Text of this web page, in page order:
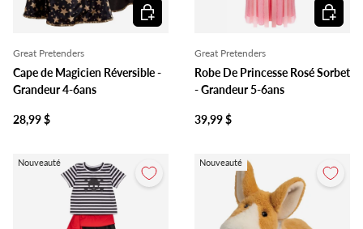
Great Pretenders
Cape de Magicien Réversible -
Grandeur 4-6ans
28,99 $
Ajouter au panier
Great Pretenders
Robe De Princesse Rosé Sorbet
- Grandeur 5-6ans
39,99 $
Ajouter
Nouveauté Nouveauté